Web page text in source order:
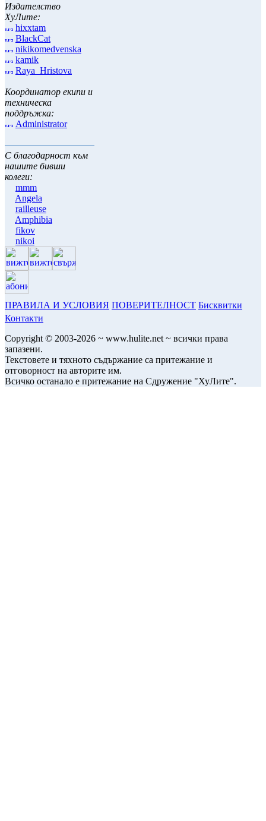
Издателство
ХуЛите:
hixxtam
BlackCat
nikikomedvenska
kamik
Raya_Hristova
Координатор екипи и
техническа
поддръжка:
Administrator
С благодарност към
нашите бивши
колеги:
mmm
Angela
railleuse
Amphibia
fikov
nikoi
ПРАВИЛА И УСЛОВИЯ ПОВЕРИТЕЛНОСТ Бисквитки
Контакти
Copyright © 2003-2026 ~ www.hulite.net ~ всички права
запазени.
Текстовете и тяхното съдържание са притежание и
отговорност на авторите им.
Всичко останало е притежание на Сдружение "ХуЛите".